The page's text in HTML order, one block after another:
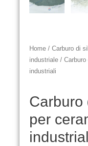
Home / Carburo di
industriale /
industriali
Carburo
per